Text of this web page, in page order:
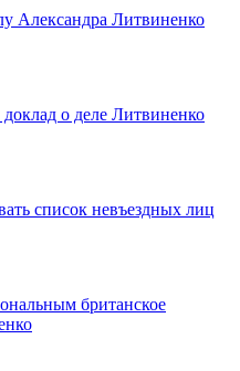
Александра Литвиненко
о деле Литвиненко
список невъездных лиц
британское